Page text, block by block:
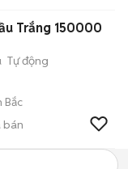
Trắng 150000
Tự động
Bắc
bán